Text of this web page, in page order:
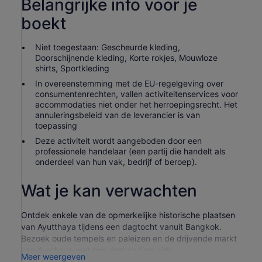
Belangrijke info voor je
boekt
Niet toegestaan: Gescheurde kleding,
Doorschijnende kleding, Korte rokjes, Mouwloze
shirts, Sportkleding
In overeenstemming met de EU-regelgeving over
consumentenrechten, vallen activiteitenservices voor
accommodaties niet onder het herroepingsrecht. Het
annuleringsbeleid van de leverancier is van
toepassing
Deze activiteit wordt aangeboden door een
professionele handelaar (een partij die handelt als
onderdeel van hun vak, bedrijf of beroep).
Wat je kan verwachten
Ontdek enkele van de opmerkelijke historische plaatsen
van Ayutthaya tijdens een dagtocht vanuit Bangkok.
Bezoek oude tempels en paleizen en de drijvende markt
Meer weergeven